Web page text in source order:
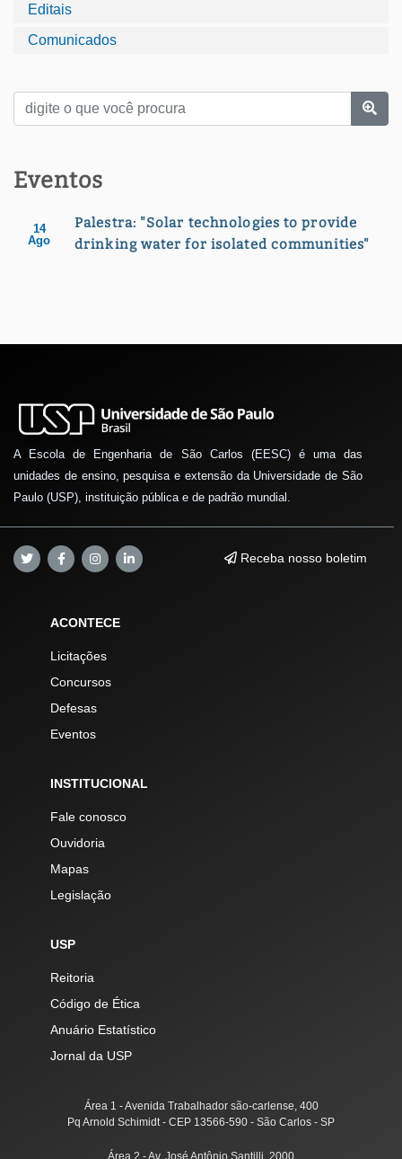
Editais
Comunicados
Eventos
14
Ago
Palestra: "Solar technologies to provide
drinking water for isolated communities"
A Escola de Engenharia de São Carlos (EESC) é uma das
unidades de ensino, pesquisa e extensão da Universidade de São
Paulo (USP), instituição pública e de padrão mundial.
Receba nosso boletim
ACONTECE
Licitações
Concursos
Defesas
Eventos
INSTITUCIONAL
Fale conosco
Ouvidoria
Mapas
Legislação
USP
Reitoria
Código de Ética
Anuário Estatístico
Jornal da USP
Área 1 - Avenida Trabalhador são-carlense, 400
Pq Arnold Schimidt - CEP 13566-590 - São Carlos - SP
Área 2 - Av. José Antônio Santilli, 2000